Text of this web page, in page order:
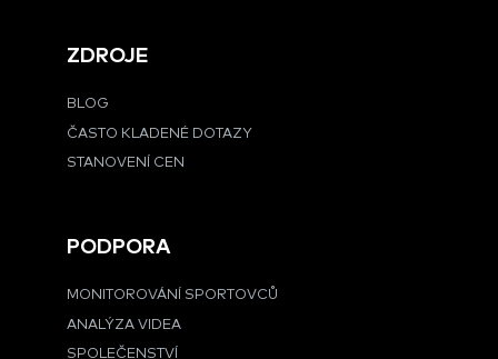
ZDROJE
BLOG
ČASTO KLADENÉ DOTAZY
STANOVENÍ CEN
PODPORA
MONITOROVÁNÍ SPORTOVCŮ
ANALÝZA VIDEA
SPOLEČENSTVÍ